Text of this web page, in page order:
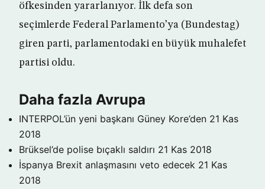
öfkesinden yararlanıyor. İlk defa son
seçimlerde Federal Parlamento’ya (Bundestag)
giren parti, parlamentodaki en büyük muhalefet
partisi oldu.
Daha fazla Avrupa
INTERPOL’ün yeni başkanı Güney Kore’den 21 Kas
2018
Brüksel’de polise bıçaklı saldırı 21 Kas 2018
İspanya Brexit anlaşmasını veto edecek 21 Kas
2018